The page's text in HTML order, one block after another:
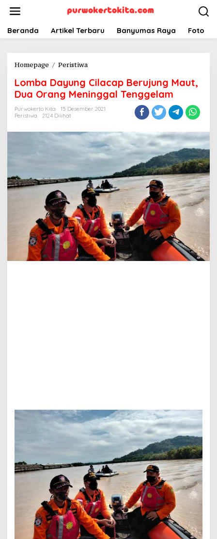
Beranda Artikel Terbaru Banyumas Raya Foto
Homepage / PeristiwaLomba
Cilacap
Berujung
Maut,
Dua
Tenggelam
Lomba Dayung Cilacap Berujung Maut,
Dua Orang Meninggal Tenggelam
Purwokerto Kita
15 Desember 2021
Peristiwa
2124 Dilihat